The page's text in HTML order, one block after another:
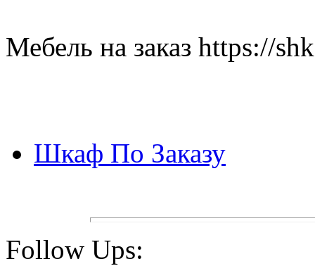
Мебель на заказ https://
Шкаф По Заказу
Follow Ups: